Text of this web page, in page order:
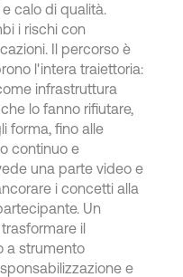
calo di qualità.
i rischi con
Il percorso è
l'intera traiettoria:
infrastruttura
lo fanno rifiutare,
forma, fino alle
continuo e
una parte video e
i concetti alla
Un
il
a strumento
e